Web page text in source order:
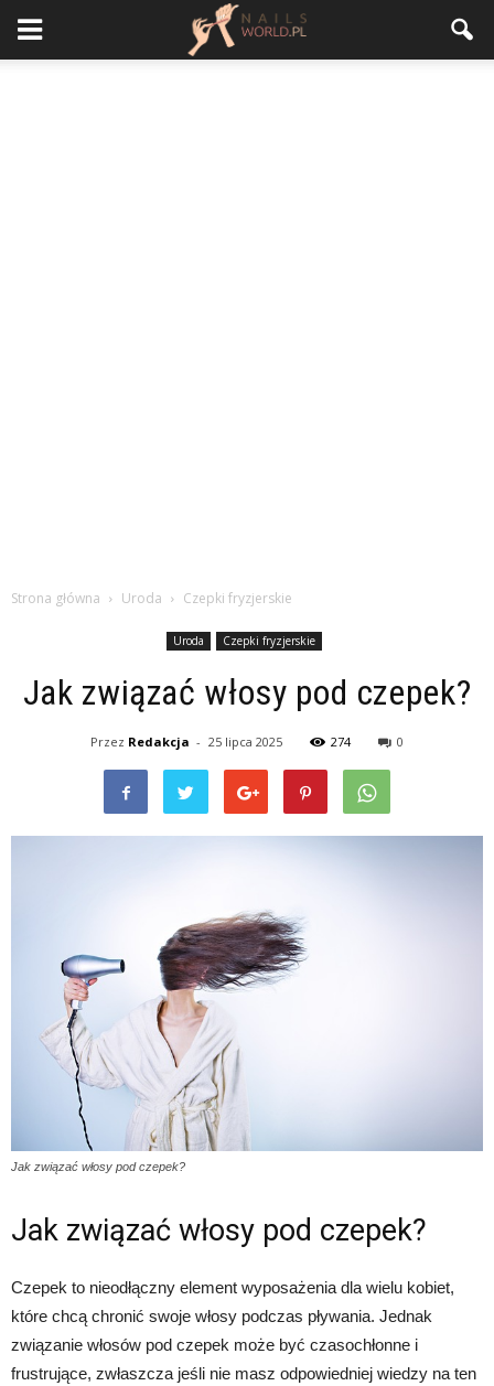
Strona główna Uroda Czepki fryzjerskie
Uroda Czepki fryzjerskie
Jak związać włosy pod czepek?
Przez Redakcja - 25 lipca 2025 274 0
Jak związać włosy pod czepek?
Jak związać włosy pod czepek?
Czepek to nieodłączny element wyposażenia dla wielu kobiet,
które chcą chronić swoje włosy podczas pływania. Jednak
związanie włosów pod czepek może być czasochłonne i
frustrujące, zwłaszcza jeśli nie masz odpowiedniej wiedzy na ten